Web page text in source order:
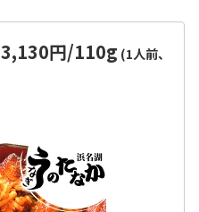
3,130円/110g (1人前、